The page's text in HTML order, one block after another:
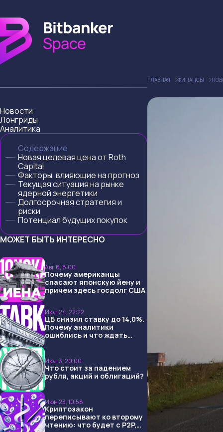
Новости
Лонгриды
Аналитика
Содержание
Новая целевая цена от Roth
Capital
Факторы, влияющие на прогноз
Текущая ситуация на рынке
ядерной энергетики
Долгосрочная стратегия и
риски
Потенциал будущих покупок
МОЖЕТ БЫТЬ ИНТЕРЕСНО
Авг 6, 8:00
Почему американцы
спасают японскую йену и
причем здесь госдолг США
Июл 24, 22:22
ЦБ снизил ставку до 14,0%.
Почему аналитики
ошиблись и что ждать
Июл 3, 20:00
Что стоит за падением
рубля, акций и облигаций?
Июн 23, 10:58
Криптозакон
переписывают ко второму
чтению: что будет с P2P,
ГЛАВНАЯ ФИНАНСЫ